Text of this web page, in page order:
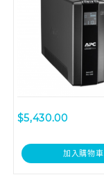
$5,430.00
加入購物車